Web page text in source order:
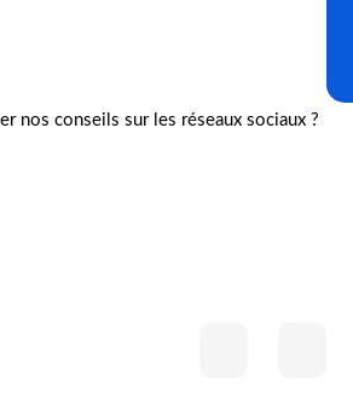
nos conseils sur les réseaux sociaux ?